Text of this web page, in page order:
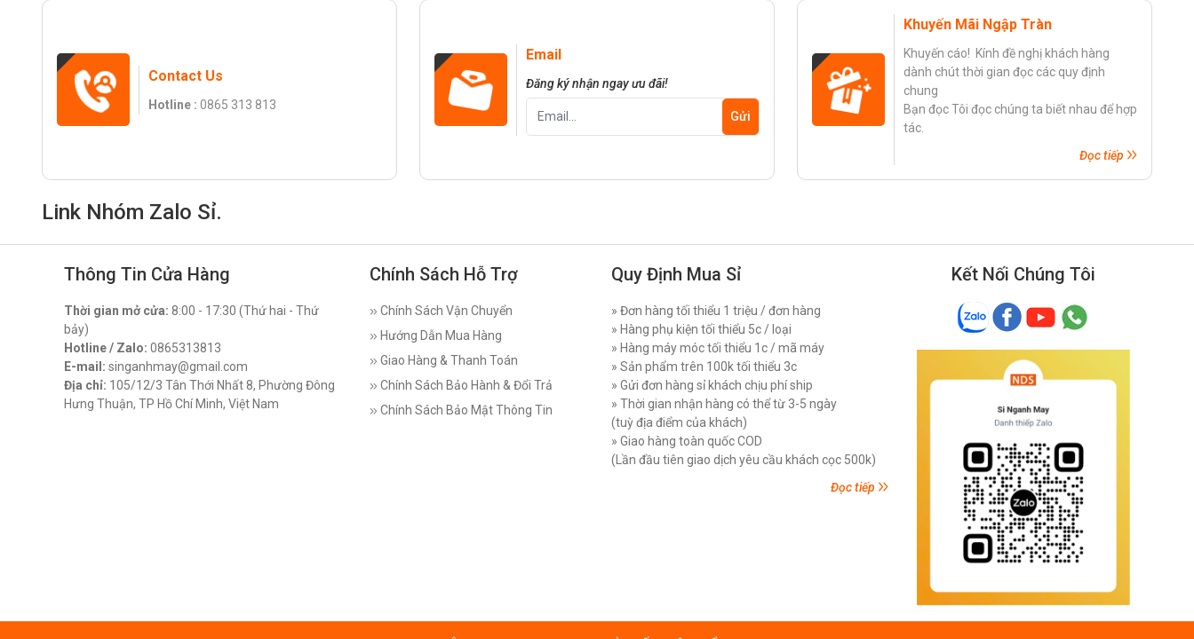
Contact Us
Hotline : 0865 313 813
Email
Đăng ký nhận ngay ưu đãi!
Khuyến Mãi Ngập Tràn
Khuyến cáo! Kính đề nghị khách hàng
dành chút thời gian đọc các quy định
chung
Bạn đọc Tôi đọc chúng ta biết nhau để hợp
tác.
Đọc tiếp
Link Nhóm Zalo Sỉ.
Thông Tin Cửa Hàng
Thời gian mở cửa: 8:00 - 17:30 (Thứ hai - Thứ
bảy)
Hotline / Zalo: 0865313813
E-mail: singanhmay@gmail.com
Địa chỉ: 105/12/3 Tân Thới Nhất 8, Phường Đông
Hưng Thuận, TP Hồ Chí Minh, Việt Nam
Chính Sách Hỗ Trợ
Chính Sách Vận Chuyển
Hướng Dẫn Mua Hàng
Giao Hàng & Thanh Toán
Chính Sách Bảo Hành & Đổi Trả
Chính Sách Bảo Mật Thông Tin
Quy Định Mua Sỉ
» Đơn hàng tối thiểu 1 triệu / đơn hàng
» Hàng phụ kiện tối thiểu 5c / loại
» Hàng máy móc tối thiểu 1c / mã máy
» Sản phẩm trên 100k tối thiểu 3c
» Gửi đơn hàng sỉ khách chịu phí ship
» Thời gian nhận hàng có thể từ 3-5 ngày
(tuỳ địa điểm của khách)
» Giao hàng toàn quốc COD
(Lần đầu tiên giao dịch yêu cầu khách cọc 500k)
Đọc tiếp
Kết Nối Chúng Tôi